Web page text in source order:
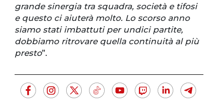
grande sinergia tra squadra, società e tifosi
e questo ci aiuterà molto. Lo scorso anno
siamo stati imbattuti per undici partite,
dobbiamo ritrovare quella continuità al più
presto”.